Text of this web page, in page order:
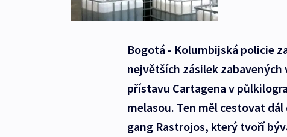
Bogotá - Kolumbijská policie
největších zásilek
přístavu Cartagena v
melasou. Ten měl cestovat
gang Rastrojos, který tvoří